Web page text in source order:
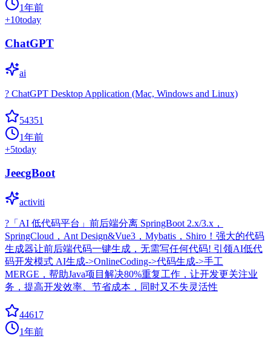
1年前
+10today
ChatGPT
ai
? ChatGPT Desktop Application (Mac, Windows and Linux)
54351
1年前
+5today
JeecgBoot
activiti
?「AI 低代码平台」前后端分离 SpringBoot 2.x/3.x，
SpringCloud，Ant Design&Vue3，Mybatis，Shiro！强大的代码
生成器让前后端代码一键生成，无需写任何代码! 引领AI低代
码开发模式 AI生成->OnlineCoding->代码生成->手工
MERGE，帮助Java项目解决80%重复工作，让开发更关注业
务，提高开发效率、节省成本，同时又不失灵活性
44617
1年前